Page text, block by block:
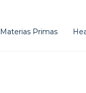
Materias Primas